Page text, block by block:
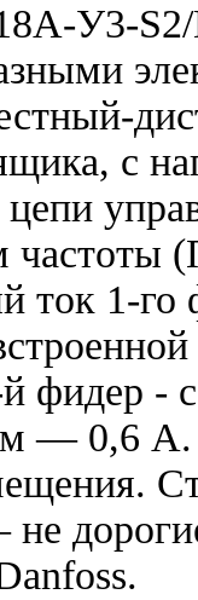
У3-
с
цепи
ток 1-
- с
— 0,6 А.